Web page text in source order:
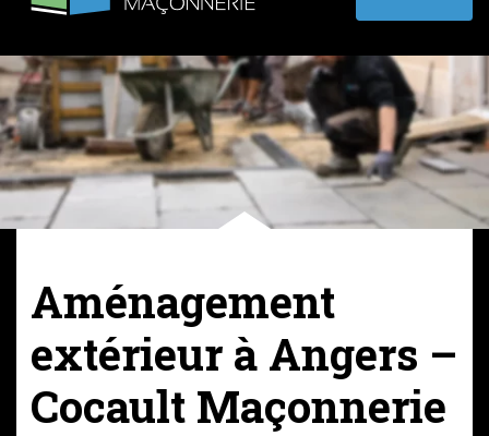
Aménagement
extérieur à Angers –
Cocault Maçonnerie